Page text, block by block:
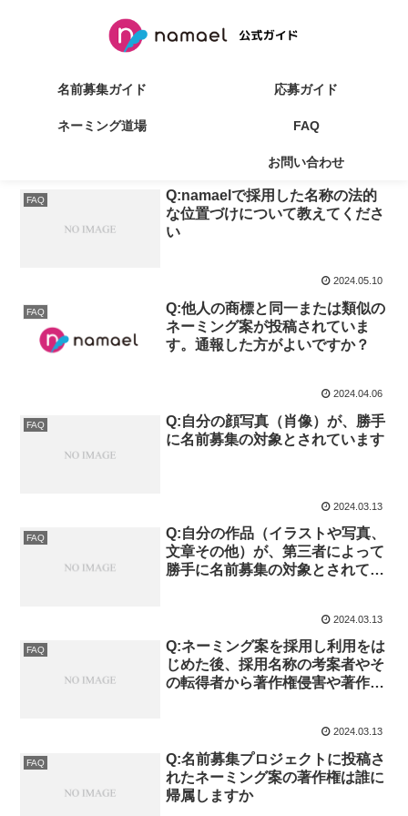
名前募集ガイド 応募ガイド
ネーミング道場 FAQ
お問い合わせ
著作権その他について
FAQ
Q:namaelで採用した名称の法的
な位置づけについて教えてくださ
い
2024.05.10
FAQ
Q:他人の商標と同一または類似の
ネーミング案が投稿されていま
す。通報した方がよいですか？
2024.04.06
FAQ
Q:自分の顔写真（肖像）が、勝手
に名前募集の対象とされています
2024.03.13
FAQ
Q:自分の作品（イラストや写真、
文章その他）が、第三者によって
勝手に名前募集の対象とされてい
2024.03.13
FAQ
Q:ネーミング案を採用し利用をは
じめた後、採用名称の考案者やそ
の転得者から著作権侵害や著作者
2024.03.13
FAQ
Q:名前募集プロジェクトに投稿さ
れたネーミング案の著作権は誰に
帰属しますか